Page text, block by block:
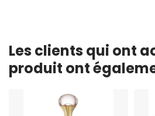
Les clients qui ont
produit ont